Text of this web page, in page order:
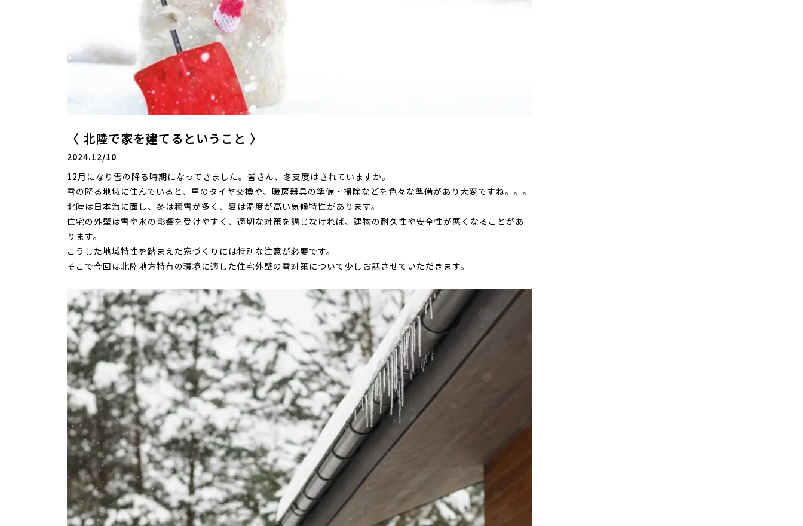
〈 北陸で家を建てるということ 〉
2024.12/10
12月になり雪の降る時期になってきました。皆さん、冬支度はされていますか。
雪の降る地域に住んでいると、車のタイヤ交換や、暖房器具の準備・掃除などを色々な準備があり大変ですね。。。
北陸は日本海に面し、冬は積雪が多く、夏は湿度が高い気候特性があります。
住宅の外壁は雪や氷の影響を受けやすく、適切な対策を講じなければ、建物の耐久性や安全性が悪くなることがあ
ります。
こうした地域特性を踏まえた家づくりには特別な注意が必要です。
そこで今回は北陸地方特有の環境に適した住宅外壁の雪対策について少しお話させていただきます。